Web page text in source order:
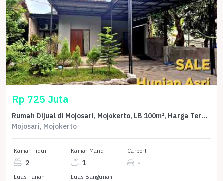
Rp 725 Juta
Rumah Dijual di Mojosari, Mojokerto, LB 100m², Harga Terbaik!
Mojosari, Mojokerto
Kamar Tidur
2
Kamar Mandi
1
Carport
-
Luas Tanah Luas Bangunan